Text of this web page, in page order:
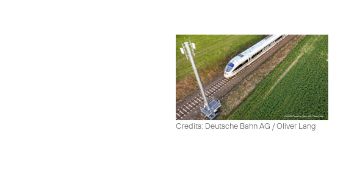
Credits: Deutsche Bahn AG / Oliver Lang